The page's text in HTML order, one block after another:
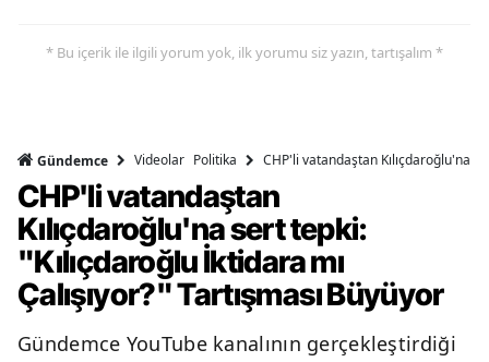
* Bu içerik ile ilgili yorum yok, ilk yorumu siz yazın, tartışalım *
Gündemce Videolar Politika CHP'li vatandaştan Kılıçdaroğlu'na
CHP'li vatandaştan
Kılıçdaroğlu'na sert tepki:
"Kılıçdaroğlu İktidara mı
Çalışıyor?" Tartışması Büyüyor
Gündemce YouTube kanalının gerçekleştirdiği